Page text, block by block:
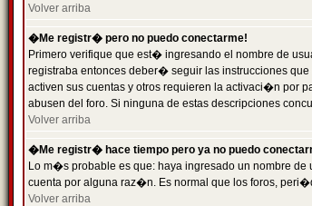
Volver arriba
�Me registr� pero no puedo conectarme!
Primero verifique que est� ingresando el nombre de
registraba entonces deber� seguir las instrucciones
activen sus cuentas y otros requieren la activaci�n por
abusen del foro. Si ninguna de estas descripciones
Volver arriba
�Me registr� hace tiempo pero ya no puedo
Lo m�s probable es que: haya ingresado un nombre
cuenta por alguna raz�n. Es normal que los foros,
Volver arriba